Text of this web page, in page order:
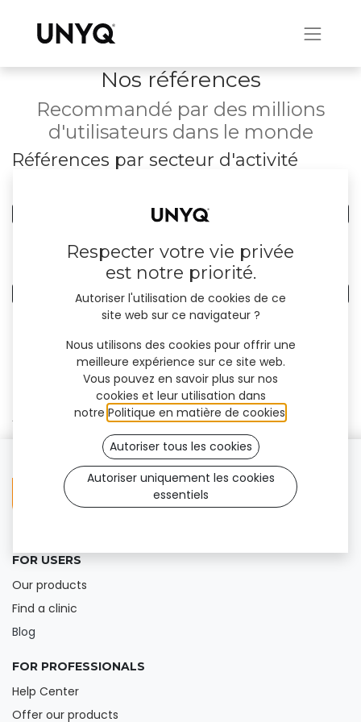
Nos références
Recommandé par des millions
d'utilisateurs dans le monde
Références par secteur d'activité
Références par pays
Tous les pays
Aucun résultat trouvé
FOR USERS
Our products
Find a clinic
Blog
FOR PROFESSIONALS
Help Center
Offer our products
Respecter votre vie privée
est notre priorité.
Autoriser l'utilisation de cookies de ce
site web sur ce navigateur ?
Nous utilisons des cookies pour offrir une
meilleure expérience sur ce site web.
Vous pouvez en savoir plus sur nos
cookies et leur utilisation dans
notre Politique en matière de cookies
Autoriser tous les cookies
Autoriser uniquement les cookies
essentiels